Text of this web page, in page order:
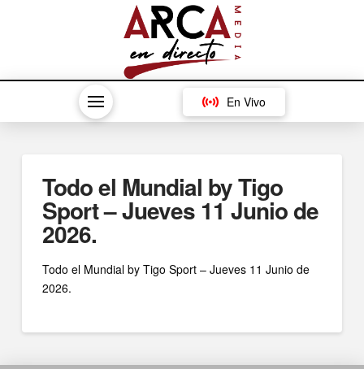
En Vivo
Todo el Mundial by Tigo
Sport – Jueves 11 Junio de
2026.
Todo el Mundial by Tigo Sport – Jueves 11 Junio de
2026.